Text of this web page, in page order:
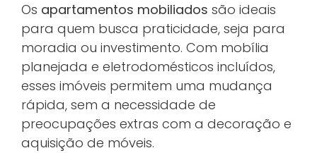
Os apartamentos mobiliados são ideais
para quem busca praticidade, seja para
moradia ou investimento. Com mobília
planejada e eletrodomésticos incluídos,
esses imóveis permitem uma mudança
rápida, sem a necessidade de
preocupações extras com a decoração e
aquisição de móveis.